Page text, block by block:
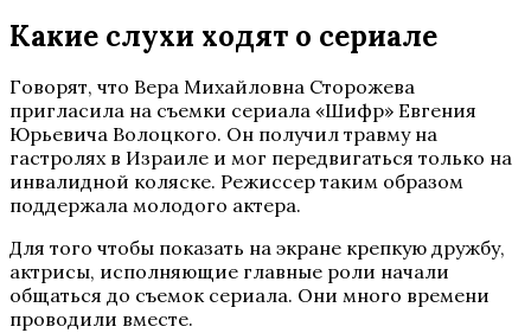
Какие слухи ходят о сериале
Говорят, что Вера Михайловна Сторожева
пригласила на съемки сериала «Шифр» Евгения
Юрьевича Волоцкого. Он получил травму на
гастролях в Израиле и мог передвигаться только на
инвалидной коляске. Режиссер таким образом
поддержала молодого актера.
Для того чтобы показать на экране крепкую дружбу,
актрисы, исполняющие главные роли начали
общаться до съемок сериала. Они много времени
проводили вместе.